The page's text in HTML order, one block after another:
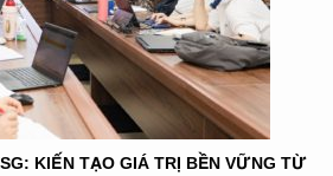
KIẾN TẠO GIÁ TRỊ BỀN VỮNG TỪ